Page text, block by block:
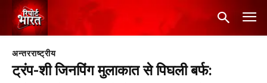
अन्तरराष्ट्रीय
ट्रंप-शी जिनपिंग मुलाकात से पिघली बर्फ: